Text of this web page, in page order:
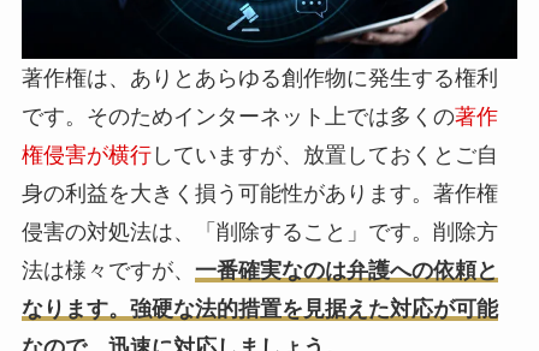
著作権は、ありとあらゆる創作物に発生する権利
です。そのためインターネット上では多くの著作
権侵害が横行していますが、放置しておくとご自
身の利益を大きく損う可能性があります。著作権
侵害の対処法は、「削除すること」です。削除方
法は様々ですが、 一番確実なのは弁護への依頼と
なります。強硬な法的措置を見据えた対応が可能